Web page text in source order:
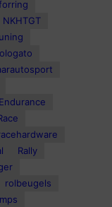
NKHTGT
Rally
rolbeugels